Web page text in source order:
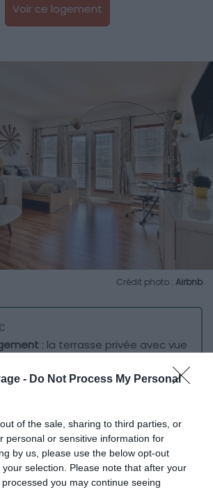
- Do Not Process My Personal
of the sale, sharing to third parties, or
personal or sensitive information for
by us, please use the below opt-out
selection. Please note that after your
you may continue seeing
Voir ce logement
Crédit photo : Airbnb
: la terrasse privée avec vue
il est parfaitement situé dans le
part, son plus indéniable atout est
privée. Peu utile l’hiver, elle
à son avantage l’été.